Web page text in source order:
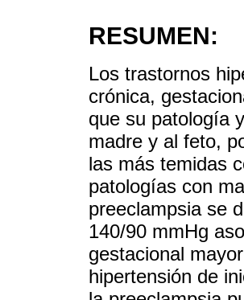
RESUMEN:
Los trastornos
crónica,
que su patología
madre y al feto,
las más temidas
patologías con
preeclampsia se
140/90 mmHg
gestacional
hipertensión de